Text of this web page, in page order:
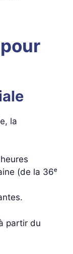
la
(de la 36ᵉ
partir du